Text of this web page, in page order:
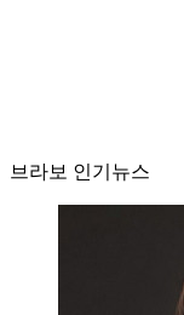
브라보 인기뉴스